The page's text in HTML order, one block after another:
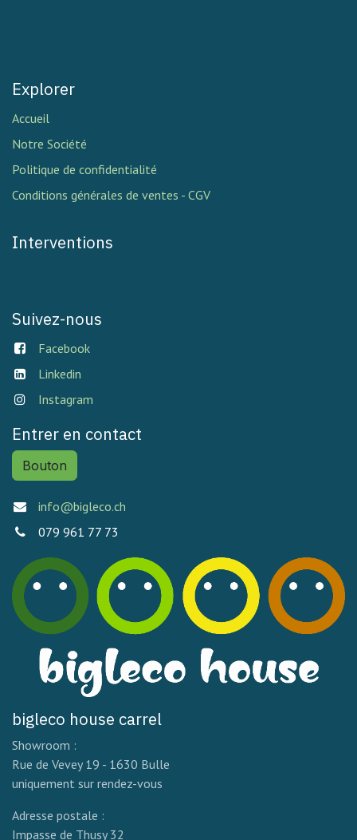
Explorer
Accueil
Notre Société
Politique de confidentialité
Conditions générales de ventes - CGV
Interventions
Suivez-nous
Facebook
Linkedin
Instagram
Entrer en contact
Bouton
info@bigleco.ch
079 961 77 73
bigleco house carrel
Showroom :
Rue de Vevey 19 - 1630 Bulle
uniquement sur rendez-vous
Adresse postale :
Impasse de Thusy 32